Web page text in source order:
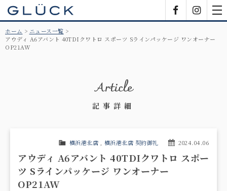
ホーム
ニュース一覧
アウディ A6アバント 40TDIクワトロ スポーツ Sラインパッケージ ワンオーナー
OP21AW
Article
記事詳細
2024.04.06
横浜港北店 横浜港北店 契約御礼
アウディ A6アバント 40TDIクワトロ スポー
ツ Sラインパッケージ ワンオーナー
OP21AW